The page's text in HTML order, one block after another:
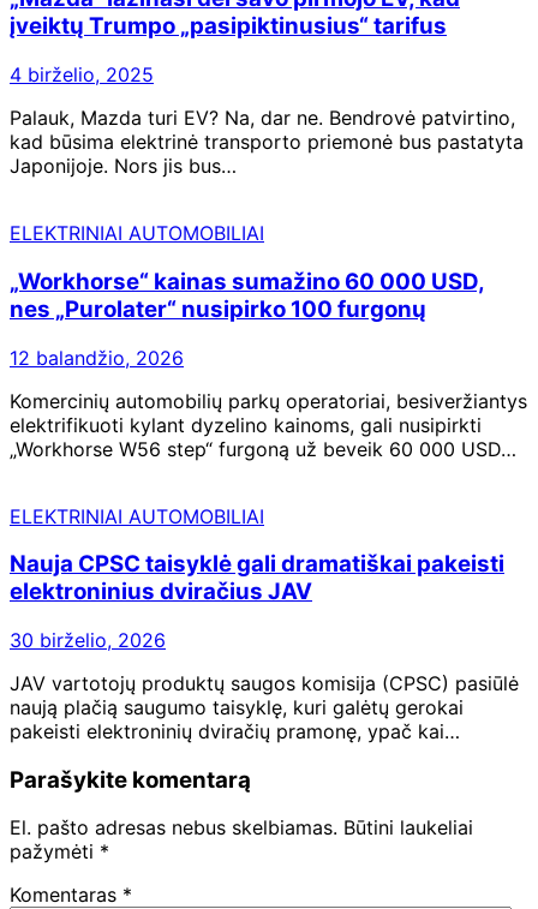
įveiktų Trumpo „pasipiktinusius“ tarifus
4 birželio, 2025
Palauk, Mazda turi EV? Na, dar ne. Bendrovė patvirtino,
kad būsima elektrinė transporto priemonė bus pastatyta
Japonijoje. Nors jis bus…
ELEKTRINIAI AUTOMOBILIAI
„Workhorse“ kainas sumažino 60 000 USD,
nes „Purolater“ nusipirko 100 furgonų
12 balandžio, 2026
Komercinių automobilių parkų operatoriai, besiveržiantys
elektrifikuoti kylant dyzelino kainoms, gali nusipirkti
„Workhorse W56 step“ furgoną už beveik 60 000 USD…
ELEKTRINIAI AUTOMOBILIAI
Nauja CPSC taisyklė gali dramatiškai pakeisti
elektroninius dviračius JAV
30 birželio, 2026
JAV vartotojų produktų saugos komisija (CPSC) pasiūlė
naują plačią saugumo taisyklę, kuri galėtų gerokai
pakeisti elektroninių dviračių pramonę, ypač kai…
Parašykite komentarą
El. pašto adresas nebus skelbiamas. Būtini laukeliai
pažymėti *
Komentaras *